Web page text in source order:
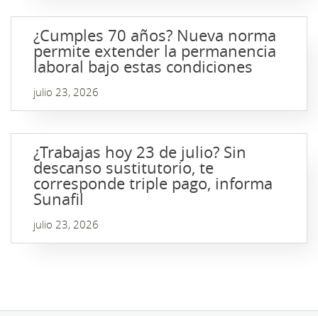
¿Cumples 70 años? Nueva norma
permite extender la permanencia
laboral bajo estas condiciones
julio 23, 2026
¿Trabajas hoy 23 de julio? Sin
descanso sustitutorio, te
corresponde triple pago, informa
Sunafil
julio 23, 2026